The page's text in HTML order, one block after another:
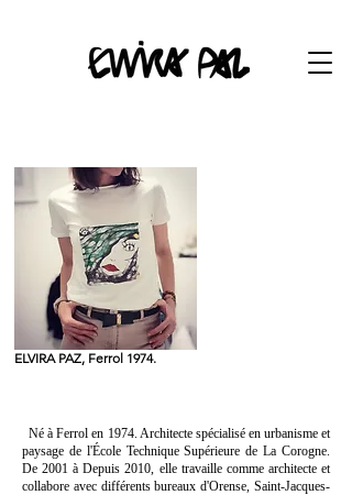
ELVIRA PAZ, Ferrol 1974.
Né à Ferrol en 1974. Architecte spécialisé en urbanisme et
paysage de l'École Technique Supérieure de La Corogne.
De 2001 à Depuis 2010, elle travaille comme architecte et
collabore avec différents bureaux d'Orense, Saint-Jacques-